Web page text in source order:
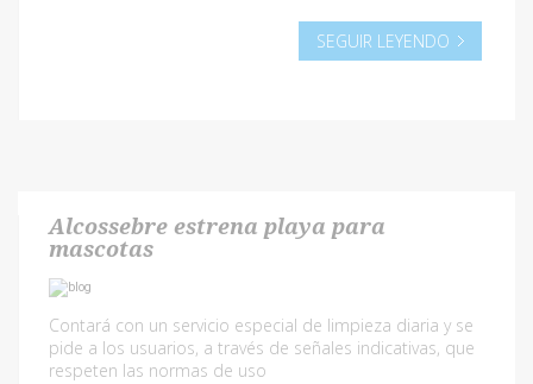
SEGUIR LEYENDO
Alcossebre estrena playa para
mascotas
Contará con un servicio especial de limpieza diaria y se
pide a los usuarios, a través de señales indicativas, que
respeten las normas de uso